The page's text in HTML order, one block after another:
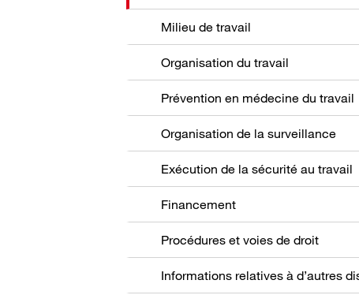
Milieu de travail
Organisation du travail
Prévention en médecine du travail
Organisation de la surveillance
Exécution de la sécurité au travail
Financement
Procédures et voies de droit